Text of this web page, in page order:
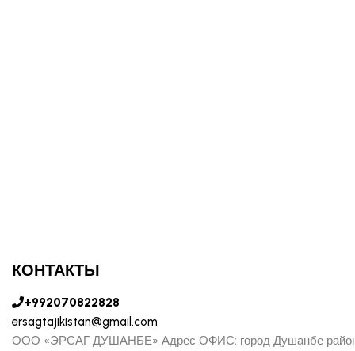
КОНТАКТЫ
+992070822828
ersagtajikistan@gmail.com
ООО «ЭРСАГ ДУШАНБЕ» Адрес ОФИС: город Душанбе